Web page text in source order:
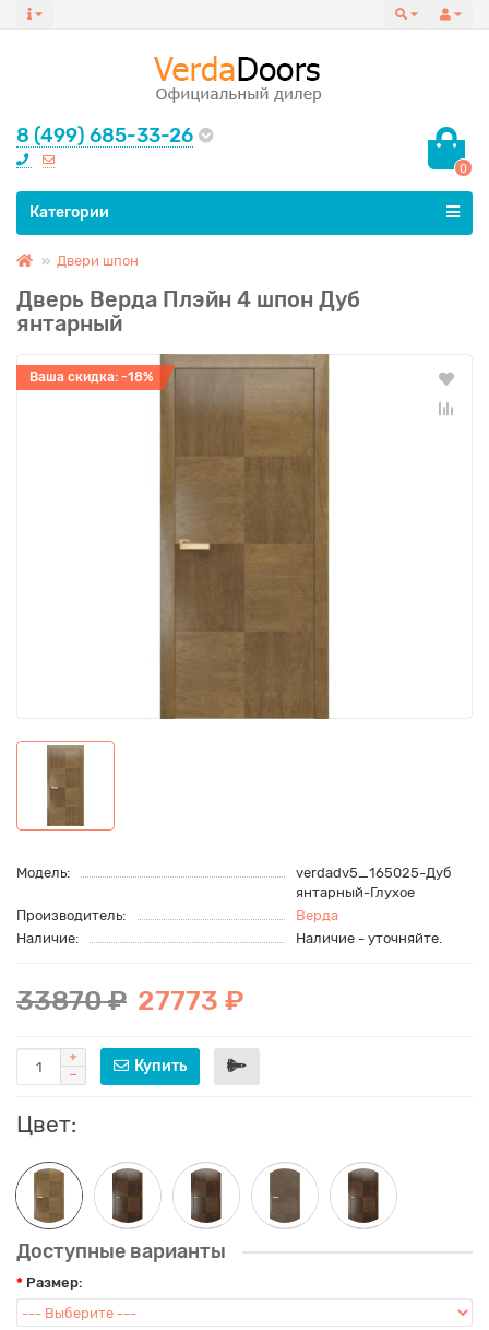
8 (499) 685-33-26
0
Все категории
Категории
Двери шпон
Дверь Верда Плэйн 4 шпон Дуб
янтарный
Ваша скидка: -18%
Модель:
verdadv5_165025-Дуб
янтарный-Глухое
Производитель:
Верда
Наличие:
Наличие - уточняйте.
33870 ₽ 27773 ₽
Купить
Цвет:
Доступные варианты
Размер: